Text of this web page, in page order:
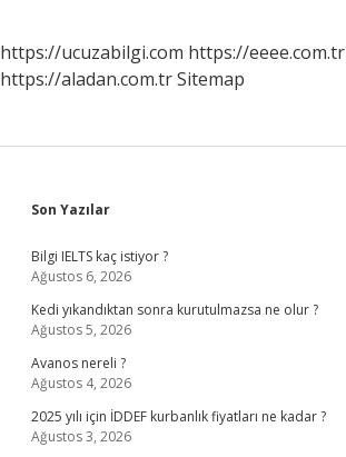
https://ucuzabilgi.com https://eeee.com.tr
https://aladan.com.trSitemap
Sidebar
Son Yazılar
Bilgi IELTS kaç istiyor ?
Ağustos 6, 2026
Kedi yıkandıktan sonra kurutulmazsa ne olur ?
Ağustos 5, 2026
Avanos nereli ?
Ağustos 4, 2026
2025 yılı için İDDEF kurbanlık fiyatları ne kadar ?
Ağustos 3, 2026